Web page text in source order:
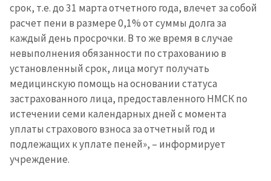
срок, т.е. до 31 марта отчетного года, влечет за собой
расчет пени в размере 0,1% от суммы долга за
каждый день просрочки. В то же время в случае
невыполнения обязанности по страхованию в
установленный срок, лица могут получать
медицинскую помощь на основании статуса
застрахованного лица, предоставленного НМСК по
истечении семи календарных дней с момента
уплаты страхового взноса за отчетный год и
подлежащих к уплате пеней», – информирует
учреждение.